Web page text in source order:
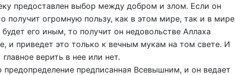
предоставлен выбор между добром и злом. Если он
получит огромную пользу, как в этом мире, так и в мире
его иным, то получит он недовольстве Аллаха
и приведет это только к вечным мукам на том свете. И
главное верить в нее или нет.
предписанная Всевышним, и он ведает